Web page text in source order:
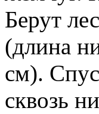
Берут
(длина
см).
сквозь